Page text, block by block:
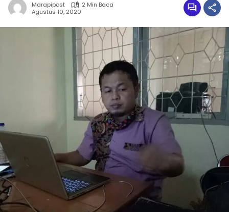
Marapipost
2 Min Baca
Agustus 10, 2020